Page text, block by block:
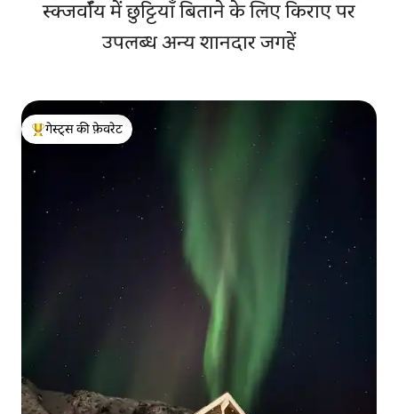
स्क्जर्वॉय में छुट्टियाँ बिताने के लिए किराए पर
उपलब्ध अन्य शानदार जगहें
गेस्ट्स का टॉप फ़ेवरेट
गेस्ट्स की फ़ेवरेट